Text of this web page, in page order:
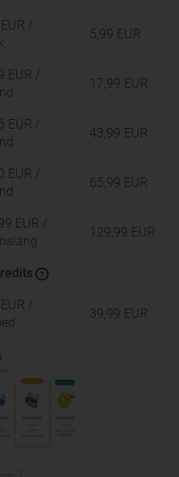
/
5,99 EUR
EUR /
17,99 EUR
EUR /
43,99 EUR
EUR /
65,99 EUR
EUR /
129,99 EUR
?
/
39,99 EUR